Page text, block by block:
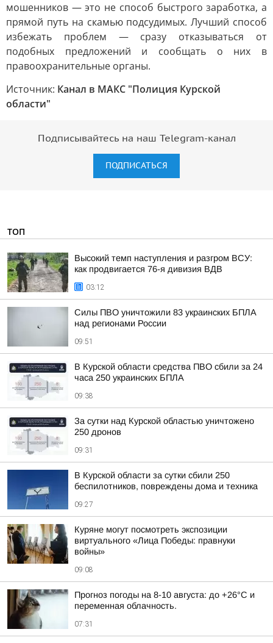
мошенников — это не способ быстрого заработка, а
прямой путь на скамью подсудимых. Лучший способ
избежать проблем — сразу отказываться от
подобных предложений и сообщать о них в
правоохранительные органы.
Источник: Канал в МАКС "Полиция Курской
области"
Подписывайтесь на наш Telegram-канал
ПОДПИСАТЬСЯ
ТОП
Высокий темп наступления и разгром ВСУ:
как продвигается 76-я дивизия ВДВ
03:12
Силы ПВО уничтожили 83 украинских БПЛА
над регионами России
09:51
В Курской области средства ПВО сбили за 24
часа 250 украинских БПЛА
09:38
За сутки над Курской областью уничтожено
250 дронов
09:31
В Курской области за сутки сбили 250
беспилотников, повреждены дома и техника
09:27
Куряне могут посмотреть экспозиции
виртуального «Лица Победы: правнуки
войны»
09:08
Прогноз погоды на 8-10 августа: до +26°C и
переменная облачность.
07:31